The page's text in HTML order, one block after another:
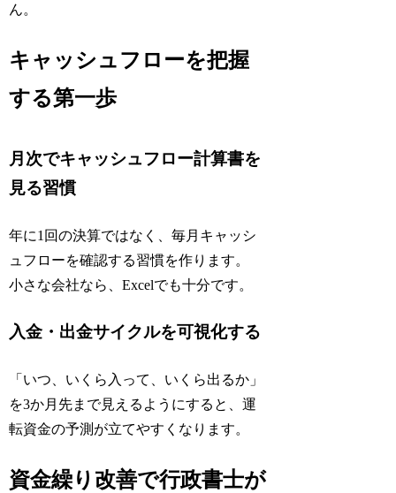
ん。
キャッシュフローを把握
する第一歩
月次でキャッシュフロー計算書を
見る習慣
年に1回の決算ではなく、毎月キャッシ
ュフローを確認する習慣を作ります。
小さな会社なら、Excelでも十分です。
入金・出金サイクルを可視化する
「いつ、いくら入って、いくら出るか」
を3か月先まで見えるようにすると、運
転資金の予測が立てやすくなります。
資金繰り改善で行政書士が